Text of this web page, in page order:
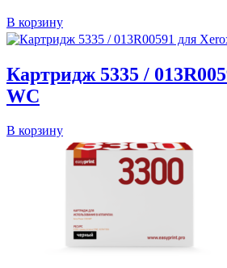
В корзину
Картридж 5335 /
WC
В корзину